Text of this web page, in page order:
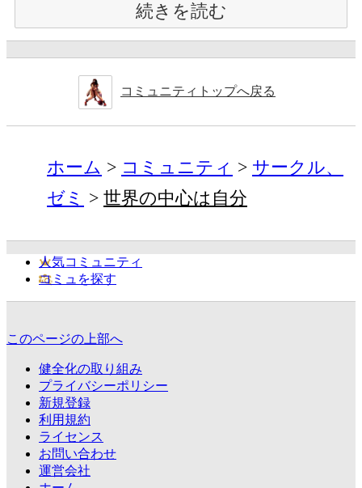
続きを読む
コミュニティトップへ戻る
ホーム コミュニティ
サークル、
ゼミ
世界の中心は自分
人気コミュニティ
コミュを探す
このページの上部へ
健全化の取り組み
プライバシーポリシー
新規登録
利用規約
ライセンス
お問い合わせ
運営会社